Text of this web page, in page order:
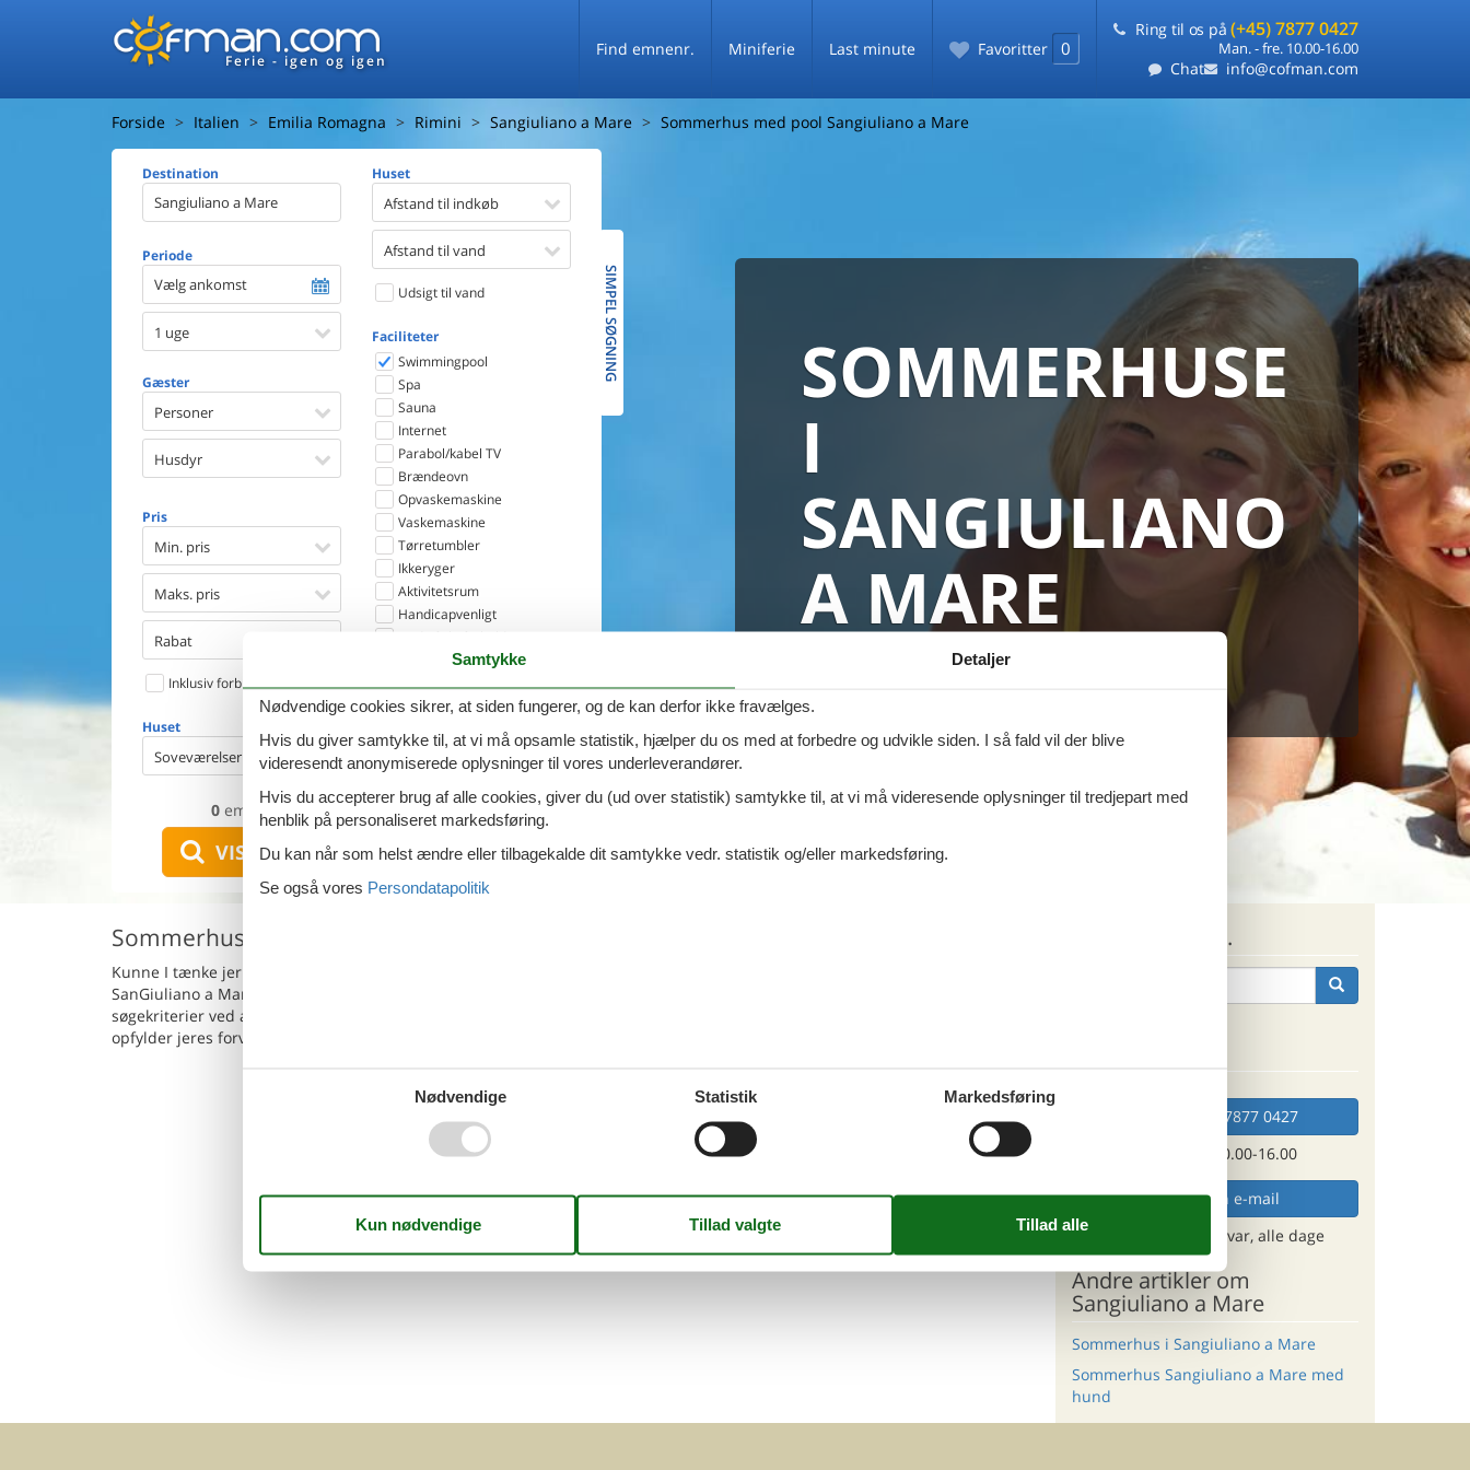
Ferie - igen og igen
Find emnenr. Miniferie Last minute Favoritter 0
Ring til os på (+45) 7877 0427
Man. - fre. 10.00-16.00
Chat info@cofman.com
Forside Italien Emilia Romagna Rimini Sangiuliano a Mare Sommerhus med pool Sangiuliano a Mare
Destination
Periode
Vælg ankomst
1 uge
Gæster
Personer
Husdyr
Pris
Min. pris
Maks. pris
Rabat
Inklusiv forbrug
Huset
Soveværelser
0 emner
VIS HUSE
Huset
Afstand til indkøb
Afstand til vand
Udsigt til vand
Faciliteter
Swimmingpool
Spa
Sauna
Internet
Parabol/kabel TV
Brændeovn
Opvaskemaskine
Vaskemaskine
Tørretumbler
Ikkeryger
Aktivitetsrum
Handicapvenligt
Indhegnet område
Aircondition
Ladestander til elbil
SIMPEL SØGNING
SOMMERHUSE
I
SANGIULIANO
A MARE
0 sommerhuse i Sangiuliano a Mare
SOMMERHUS
MED
PRISGARANTI
Du får altid dit sommerhus til markedets laveste
pris
HELE DANMARKS
SOMMERHUSUDLEJNING
De fleste danske sommerhuse samlet på ét sted
Sommerhuse med pool i SanGiuliano a Mare hos Cofman
Kunne I tænke jer et vidunderligt sommerhus med pool i
SanGiuliano a Mare kan I vælge mellem 4 poolhuse. I kan let finde og bestille et sommerhus med pool ud fra jeres
søgekriterier ved at søge her på siden. Når I har fundet et hus, I finder spændende, kan I læse information om det. Hvis det
opfylder jeres forventninger kan I bestille det.
Søg efter husnr.
Ring (+45) 7877 0427
Man. - fre. 10.00-16.00
Send en e-mail
og få et hurtigt svar, alle dage
Andre artikler om
Sangiuliano a Mare
Sommerhus i Sangiuliano a Mare
Sommerhus Sangiuliano a Mare med
hund
Samtykke Detaljer
Nødvendige cookies sikrer, at siden fungerer, og de kan derfor ikke fravælges.
Hvis du giver samtykke til, at vi må opsamle statistik, hjælper du os med at forbedre og udvikle siden. I så fald vil der blive
videresendt anonymiserede oplysninger til vores underleverandører.
Hvis du accepterer brug af alle cookies, giver du (ud over statistik) samtykke til, at vi må videresende oplysninger til tredjepart med
henblik på personaliseret markedsføring.
Du kan når som helst ændre eller tilbagekalde dit samtykke vedr. statistik og/eller markedsføring.
Se også vores Persondatapolitik
Nødvendige Statistik Markedsføring